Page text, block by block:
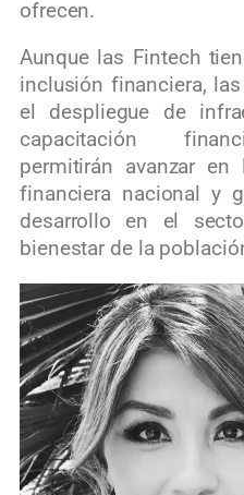
ofrecen.
Aunque las Fintech
inclusión financiera,
el despliegue de
capacitación
permitirán avanzar
financiera nacional y
desarrollo en el
bienestar de la